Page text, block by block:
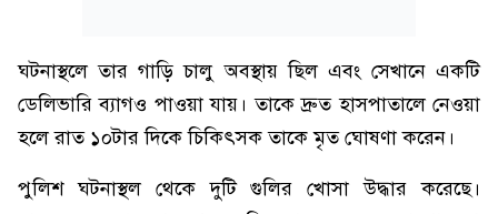
ঘটনাস্থলে তার গাড়ি চালু অবস্থায় ছিল এবং সেখানে একটি
ডেলিভারি ব্যাগও পাওয়া যায়। তাকে দ্রুত হাসপাতালে নেওয়া
হলে রাত ১০টার দিকে চিকিৎসক তাকে মৃত ঘোষণা করেন।
পুলিশ ঘটনাস্থল থেকে দুটি গুলির খোসা উদ্ধার করেছে।